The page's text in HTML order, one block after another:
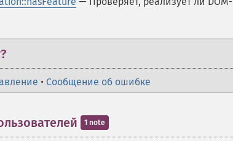
• Сообщение об ошибке
1 note